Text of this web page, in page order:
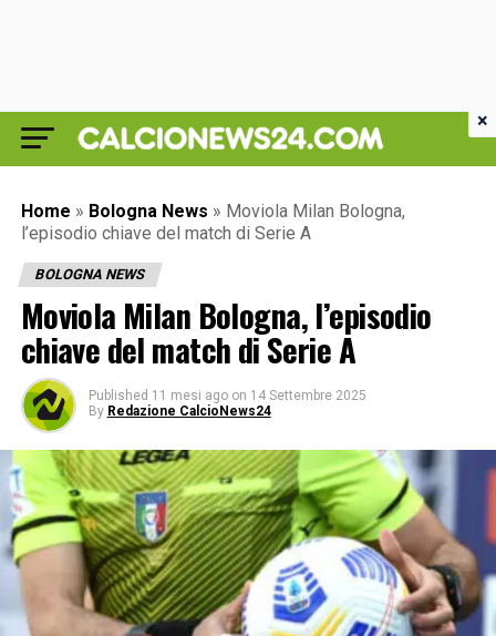
Home » Bologna News » Moviola Milan Bologna,
l’episodio chiave del match di Serie A
BOLOGNA NEWS
Moviola Milan Bologna, l’episodio
chiave del match di Serie A
Published 11 mesi ago on 14 Settembre 2025
By Redazione CalcioNews24
×